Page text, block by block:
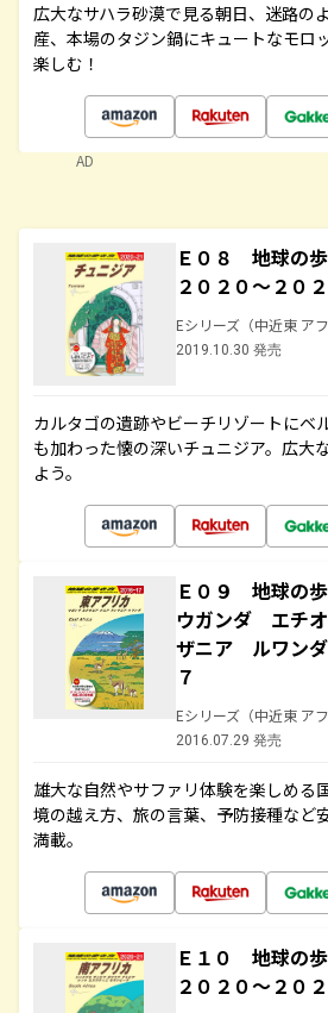
広大なサハラ砂漠で見る朝日、迷路の
産、本場のタジン鍋にキュートなモロ
楽しむ！
AD
Ｅ０８ 地球の
２０２０～２０
Eシリーズ（中近東 ア
2019.10.30 発売
カルタゴの遺跡やビーチリゾートにベ
も加わった懐の深いチュニジア。広大
よう。
Ｅ０９ 地球の
ウガンダ エチ
ザニア ルワン
７
Eシリーズ（中近東 ア
2016.07.29 発売
雄大な自然やサファリ体験を楽しめる
境の越え方、旅の言葉、予防接種など
満載。
Ｅ１０ 地球の
２０２０～２０